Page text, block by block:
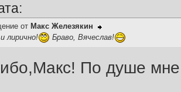
от Макс Железякин
лирично!
Браво, Вячеслав!
По душе мне